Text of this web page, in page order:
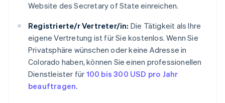
Website des Secretary of State einreichen.
Registrierte/r Vertreter/in: Die Tätigkeit als Ihre
eigene Vertretung ist für Sie kostenlos. Wenn Sie
Privatsphäre wünschen oder keine Adresse in
Colorado haben, können Sie einen professionellen
Dienstleister für 100 bis 300 USD pro Jahr
beauftragen.